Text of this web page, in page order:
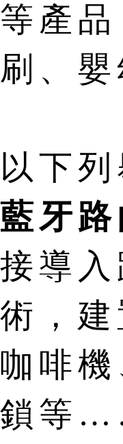
等產
刷、
以下
藍牙路
接導
術，
咖啡
鎖等